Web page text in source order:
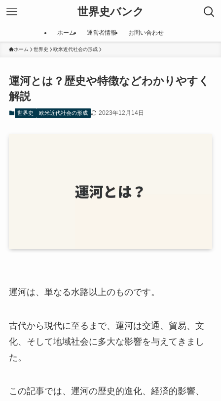
世界史バンク
ホーム 運営者情報 お問い合わせ
ホーム 世界史 欧米近代社会の形成
運河とは？歴史や特徴などわかりやすく
解説
世界史 欧米近代社会の形成 2023年12月14日
運河は、単なる水路以上のものです。
古代から現代に至るまで、運河は交通、貿易、文
化、そして地域社会に多大な影響を与えてきまし
た。
この記事では、運河の歴史的進化、経済的影響、